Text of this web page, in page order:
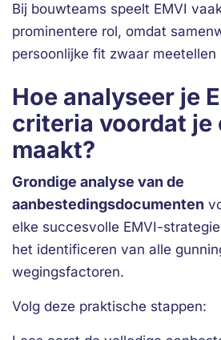
Bij bouwteams speelt EMVI
prominentere rol, omdat
persoonlijke fit zwaar meetellen
Hoe analyseer je
criteria voordat je
maakt?
Grondige analyse van de
aanbestedingsdocumenten
elke succesvolle EMVI-
het identificeren van alle
wegingsfactoren.
Volg deze praktische stappen: